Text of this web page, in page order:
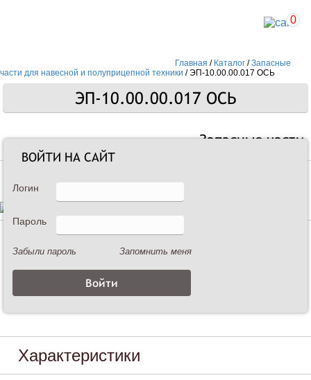
0
Главная / Каталог /Запасные
части для навесной и полуприцепной техники /ЭП-10.00.00.017 ОСЬ
ЭП-10.00.00.017 ОСЬ
Запасные части
Описание
ЭП-10.00.00.017 ОСЬ
Характеристики
ВОЙТИ НА САЙТ
Логин
Пароль
Забыли пароль Запомнить меня